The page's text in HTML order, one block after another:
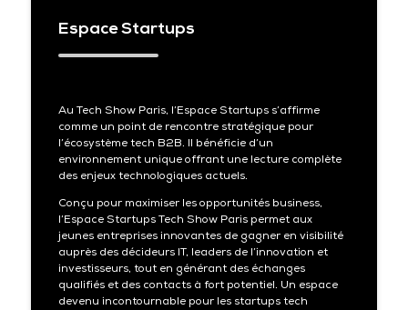
Espace Startups
Au Tech Show Paris, l’Espace Startups s’affirme
comme un point de rencontre stratégique pour
l’écosystème tech B2B. Il bénéficie d’un
environnement unique offrant une lecture complète
des enjeux technologiques actuels.
Conçu pour maximiser les opportunités business,
l’Espace Startups Tech Show Paris permet aux
jeunes entreprises innovantes de gagner en visibilité
auprès des décideurs IT, leaders de l’innovation et
investisseurs, tout en générant des échanges
qualifiés et des contacts à fort potentiel. Un espace
devenu incontournable pour les startups tech